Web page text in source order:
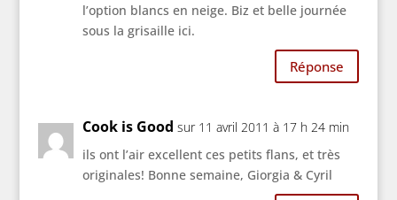
l’option blancs en neige. Biz et belle journée
sous la grisaille ici.
Réponse
Cook is Good sur 11 avril 2011 à 17 h 24 min
ils ont l’air excellent ces petits flans, et très
originales! Bonne semaine, Giorgia & Cyril